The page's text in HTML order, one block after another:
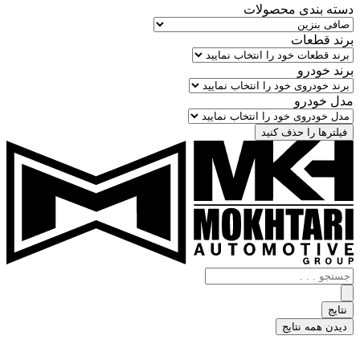
دسته بندی محصولات
برند قطعات
برند خودرو
مدل خودرو
فیلترها را حذف کنید
جستجو
.
.
.
نتایج
دیدن همه نتایج